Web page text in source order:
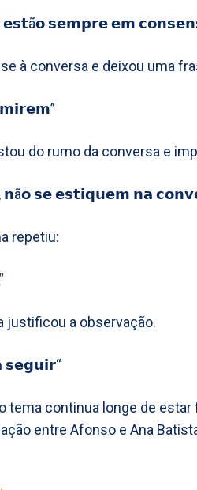
𝘀𝗲𝗺𝗽𝗿𝗲 𝗲𝗺
à conversa e deixou uma
do rumo da conversa e
𝗻ã𝗼 𝘀𝗲 𝗲𝘀𝘁𝗶𝗾𝘂𝗲𝗺 𝗻𝗮
repetiu:
justificou a observação.
𝘀𝗲𝗴𝘂𝗶𝗿“
tema continua longe de
entre Afonso e Ana